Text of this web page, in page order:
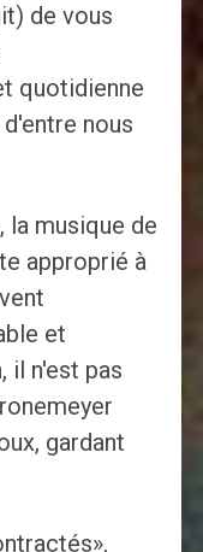
de vous
quotidienne
nous
musique de
approprié à
et
il n'est pas
gardant